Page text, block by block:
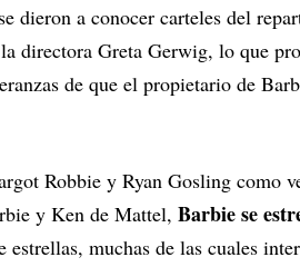
dieron a conocer carteles del
directora Greta Gerwig, lo que
de que el propietario de
Robbie y Ryan Gosling como
y Ken de Mattel, Barbie se
estrellas, muchas de las cuales